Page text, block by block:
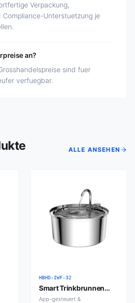
Verpackung,
Compliance-Unterstuetzung je
an?
sind fuer
verfuegbar.
ALLE ANSEHEN
HBHD-IWF-32
Smart Trinkbrunnen
3,2L
App-gesteuert &